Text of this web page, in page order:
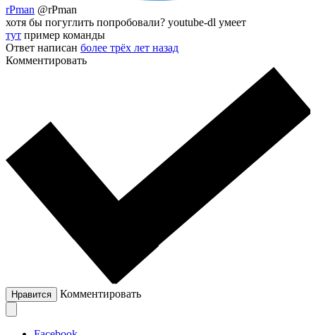
rPman @rPman
хотя бы погуглить попробовали? youtube-dl умеет
тут пример команды
Ответ написан более трёх лет назад
Комментировать
Нравится Комментировать